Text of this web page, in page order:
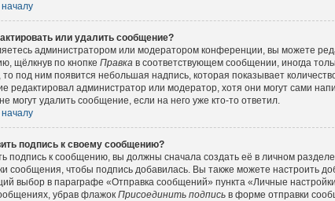
началу
или удалить сообщение?
администратором или модератором конференции, вы можете
щёлкнув по кнопке Правка в соответствующем сообщении, иногда
под ним появится небольшая надпись, которая показывает
редактировал администратор или модератор, хотя они могут сами
могут удалить сообщение, если на него уже кто-то ответил.
началу
подпись к своему сообщению?
подпись к сообщению, вы должны сначала создать её в личном
сообщения, чтобы подпись добавилась. Вы также можете настроить
выбор в параграфе «Отправка сообщений» пункта «Личные
убрав флажок Присоединить подпись в форме отправки